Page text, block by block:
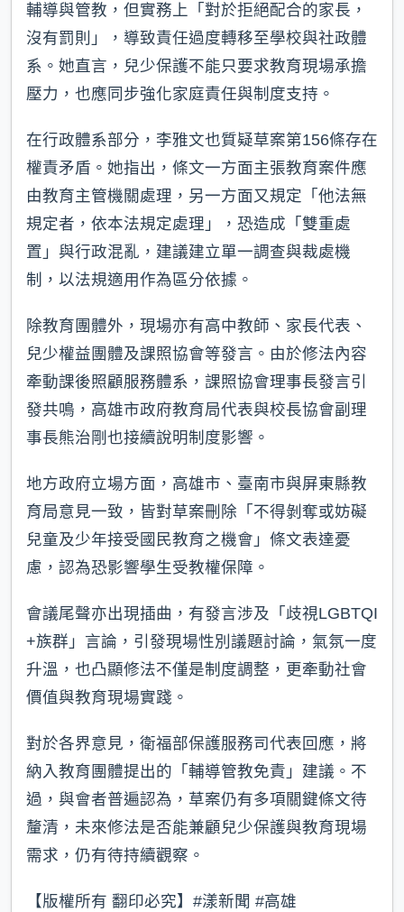
輔導與管教，但實務上「對於拒絕配合的家長，
沒有罰則」，導致責任過度轉移至學校與社政體
系。她直言，兒少保護不能只要求教育現場承擔
壓力，也應同步強化家庭責任與制度支持。
在行政體系部分，李雅文也質疑草案第156條存在
權責矛盾。她指出，條文一方面主張教育案件應
由教育主管機關處理，另一方面又規定「他法無
規定者，依本法規定處理」，恐造成「雙重處
置」與行政混亂，建議建立單一調查與裁處機
制，以法規適用作為區分依據。
除教育團體外，現場亦有高中教師、家長代表、
兒少權益團體及課照協會等發言。由於修法內容
牽動課後照顧服務體系，課照協會理事長發言引
發共鳴，高雄市政府教育局代表與校長協會副理
事長熊治剛也接續說明制度影響。
地方政府立場方面，高雄市、臺南市與屏東縣教
育局意見一致，皆對草案刪除「不得剝奪或妨礙
兒童及少年接受國民教育之機會」條文表達憂
慮，認為恐影響學生受教權保障。
會議尾聲亦出現插曲，有發言涉及「歧視LGBTQI
+族群」言論，引發現場性別議題討論，氣氛一度
升溫，也凸顯修法不僅是制度調整，更牽動社會
價值與教育現場實踐。
對於各界意見，衛福部保護服務司代表回應，將
納入教育團體提出的「輔導管教免責」建議。不
過，與會者普遍認為，草案仍有多項關鍵條文待
釐清，未來修法是否能兼顧兒少保護與教育現場
需求，仍有待持續觀察。
【版權所有 翻印必究】#漾新聞 #高雄